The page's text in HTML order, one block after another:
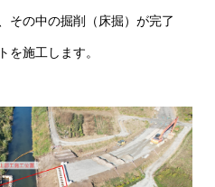
その中の掘削（床掘）が完了
を施工します。